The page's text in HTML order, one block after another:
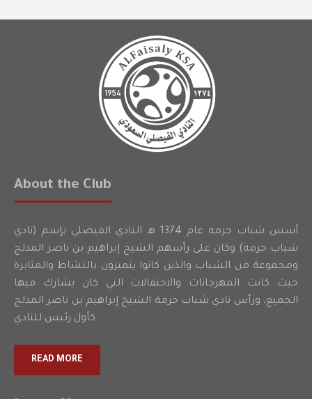
About the Club
أسس شباب حرمه عام 1374 هـ النادي الفيصلي بإسم (نادي
شباب حرمه) وكان على رأسهم الشيخ إبراهيم بن ناصر المدلج
ومجموعة من الشباب والذين كانوا يتميزون بالنشاط والمثابرة
حيث كانت المهرجانات والاحتفالات التي كان يشارك فيها
الجميع، ورأس نادي شباب حرمة الشيخ إبراهيم بن ناصر المدلج
كأول رئيس للنادي.
READ MORE